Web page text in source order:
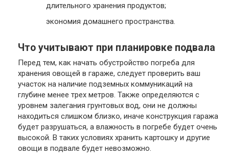
длительного хранения продуктов;
экономия домашнего пространства.
Что учитывают при планировке подвала
Перед тем, как начать обустройство погреба для
хранения овощей в гараже, следует проверить ваш
участок на наличие подземных коммуникаций на
глубине менее трех метров. Также определяются с
уровнем залегания грунтовых вод, они не должны
находиться слишком близко, иначе конструкция гаража
будет разрушаться, а влажность в погребе будет очень
высокой. В таких условиях хранить картошку и другие
овощи в подвале будет невозможно.